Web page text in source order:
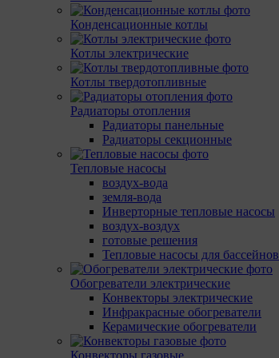
Конденсационные котлы
Котлы электрические
Котлы твердотопливные
Радиаторы отопления
Радиаторы панельные
Радиаторы секционные
Тепловые насосы
воздух-вода
земля-вода
Инверторные тепловые насосы
воздух-воздух
готовые решения
Тепловые насосы для бассейнов
Обогреватели электрические
Конвекторы электрические
Инфракрасные обогреватели
Керамические обогреватели
Конвекторы газовые